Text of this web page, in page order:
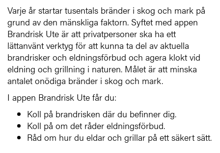
Varje år startar tusentals bränder i skog och mark på
grund av den mänskliga faktorn. Syftet med appen
Brandrisk Ute är att privatpersoner ska ha ett
lättanvänt verktyg för att kunna ta del av aktuella
brandrisker och eldningsförbud och agera klokt vid
eldning och grillning i naturen. Målet är att minska
antalet onödiga bränder i skog och mark.
I appen Brandrisk Ute får du:
Koll på brandrisken där du befinner dig.
Koll på om det råder eldningsförbud.
Råd om hur du eldar och grillar på ett säkert sätt.